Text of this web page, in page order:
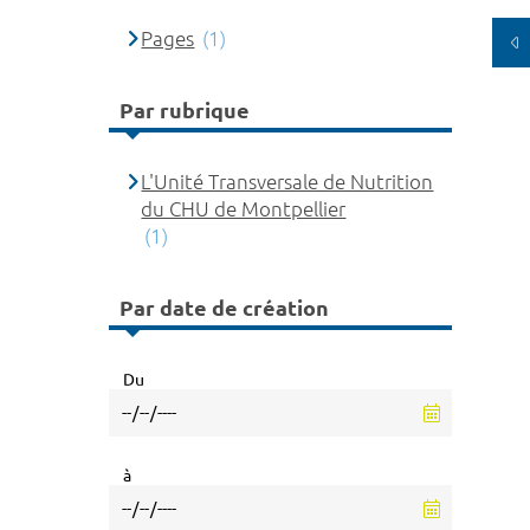
Pages (1)
Par rubrique
L'Unité Transversale de Nutrition
du CHU de Montpellier
(1)
Par date de création
Du
à